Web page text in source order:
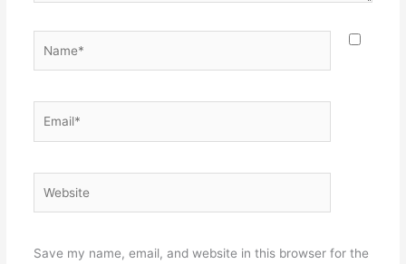
Save my name, email, and website in this browser for the